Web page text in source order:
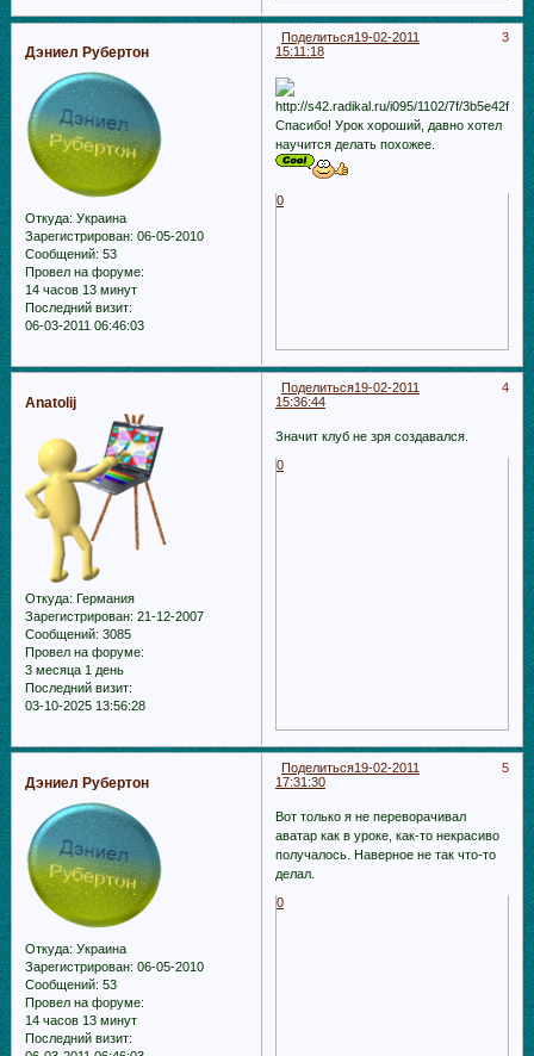
Поделиться 3
19-02-2011
15:11:18
Дэниел Рубертон
Откуда: Украина
Зарегистрирован: 06-05-2010
Сообщений: 53
Провел на форуме:
14 часов 13 минут
Последний визит:
06-03-2011 06:46:03
Спасибо! Урок хороший, давно хотел
научится делать похожее.
0
Поделиться 4
19-02-2011
15:36:44
Anatolij
Откуда: Германия
Зарегистрирован: 21-12-2007
Сообщений: 3085
Провел на форуме:
3 месяца 1 день
Последний визит:
03-10-2025 13:56:28
Значит клуб не зря создавался.
0
Поделиться 5
19-02-2011
17:31:30
Дэниел Рубертон
Откуда: Украина
Зарегистрирован: 06-05-2010
Сообщений: 53
Провел на форуме:
14 часов 13 минут
Последний визит:
Вот только я не переворачивал
аватар как в уроке, как-то некрасиво
получалось. Наверное не так что-то
делал.
0